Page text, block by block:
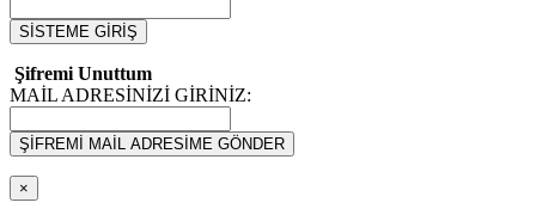
SİSTEME GİRİŞ
Şifremi Unuttum
MAİL ADRESİNİZİ GİRİNİZ:
ŞİFREMİ MAİL ADRESİME GÖNDER
×